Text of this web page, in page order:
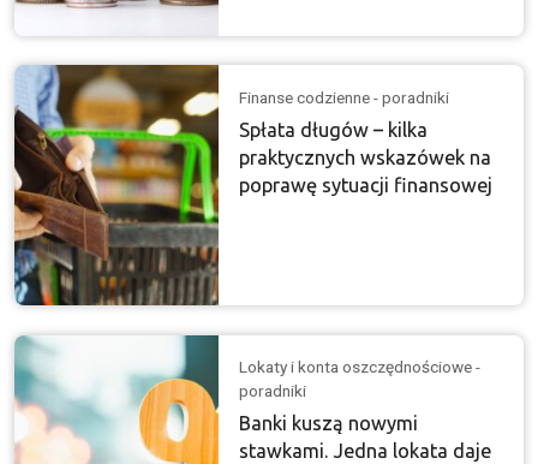
Finanse codzienne - poradniki
Spłata długów – kilka
praktycznych wskazówek na
poprawę sytuacji finansowej
Lokaty i konta oszczędnościowe -
poradniki
Banki kuszą nowymi
stawkami. Jedna lokata daje